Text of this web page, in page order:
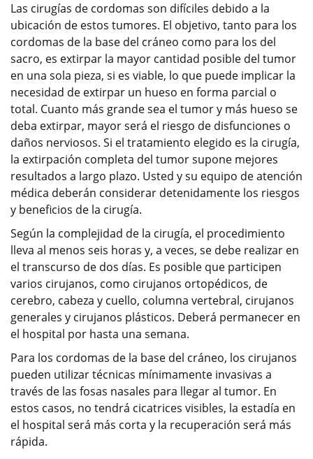
Las cirugías de cordomas son difíciles debido a la
ubicación de estos tumores. El objetivo, tanto para los
cordomas de la base del cráneo como para los del
sacro, es extirpar la mayor cantidad posible del tumor
en una sola pieza, si es viable, lo que puede implicar la
necesidad de extirpar un hueso en forma parcial o
total. Cuanto más grande sea el tumor y más hueso se
deba extirpar, mayor será el riesgo de disfunciones o
daños nerviosos. Si el tratamiento elegido es la cirugía,
la extirpación completa del tumor supone mejores
resultados a largo plazo. Usted y su equipo de atención
médica deberán considerar detenidamente los riesgos
y beneficios de la cirugía.
Según la complejidad de la cirugía, el procedimiento
lleva al menos seis horas y, a veces, se debe realizar en
el transcurso de dos días. Es posible que participen
varios cirujanos, como cirujanos ortopédicos, de
cerebro, cabeza y cuello, columna vertebral, cirujanos
generales y cirujanos plásticos. Deberá permanecer en
el hospital por hasta una semana.
Para los cordomas de la base del cráneo, los cirujanos
pueden utilizar técnicas mínimamente invasivas a
través de las fosas nasales para llegar al tumor. En
estos casos, no tendrá cicatrices visibles, la estadía en
el hospital será más corta y la recuperación será más
rápida.